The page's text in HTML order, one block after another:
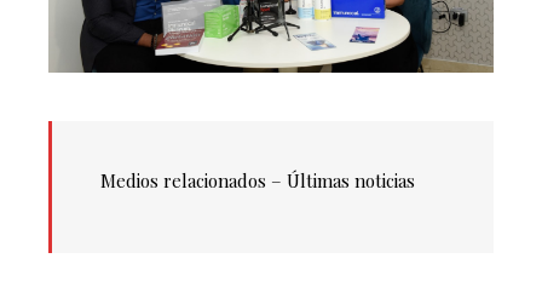
Medios relacionados – Últimas noticias